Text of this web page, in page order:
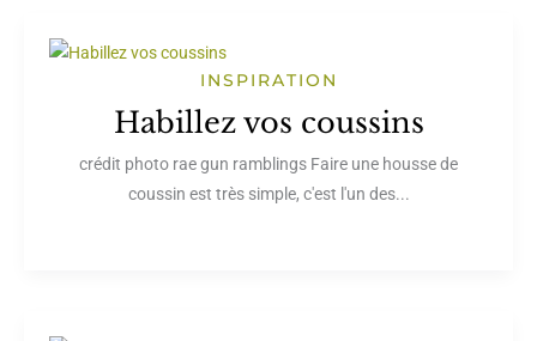
INSPIRATION
Habillez vos coussins
crédit photo rae gun ramblings Faire une housse de
coussin est très simple, c'est l'un des...